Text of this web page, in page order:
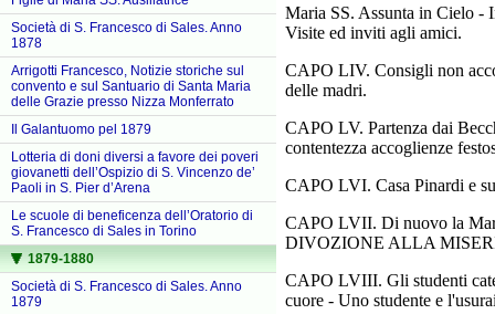
Società di S. Francesco di Sales. Anno
1878
Arrigotti Francesco, Notizie storiche sul
convento e sul Santuario di Santa Maria
delle Grazie presso Nizza Monferrato
Il Galantuomo pel 1879
Lotteria di doni diversi a favore dei poveri
giovanetti dell’Ospizio di S. Vincenzo de’
Paoli in S. Pier d’Arena
Le scuole di beneficenza dell’Oratorio di
S. Francesco di Sales in Torino
1879-1880
Società di S. Francesco di Sales. Anno
1879
Maria SS. Assunta in Cielo -
Visite ed inviti agli amici.
CAPO LIV. Consigli non
delle madri.
CAPO LV. Partenza dai
contentezza accoglienze
CAPO LVI. Casa Pinardi e
CAPO LVII. Di nuovo la
DIVOZIONE ALLA
CAPO LVIII. Gli studenti
cuore - Uno studente e